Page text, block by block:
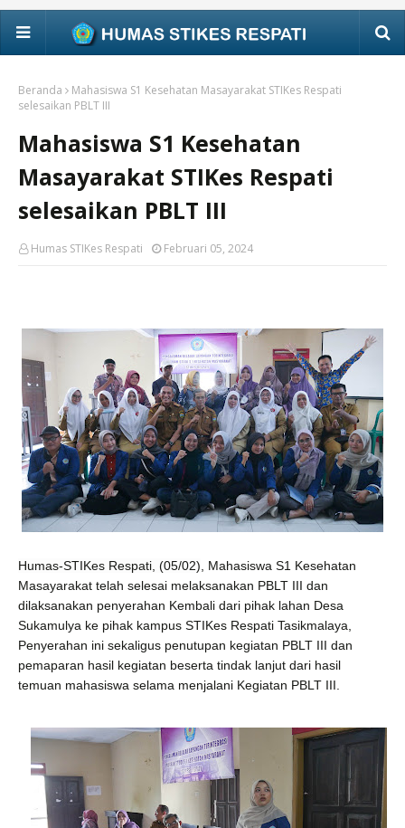
Beranda
Mahasiswa S1 Kesehatan Masayarakat STIKes Respati
selesaikan PBLT III
Mahasiswa S1 Kesehatan
Masayarakat STIKes Respati
selesaikan PBLT III
Humas STIKes Respati Februari 05, 2024
Humas-STIKes Respati, (05/02) , Mahasiswa S1 Kesehatan
Masayarakat telah selesai melaksanakan PBLT III dan
dilaksanakan penyerahan Kembali dari pihak lahan Desa
Sukamulya ke pihak kampus STIKes Respati Tasikmalaya,
Penyerahan ini sekaligus penutupan kegiatan PBLT III dan
pemaparan hasil kegiatan beserta tindak lanjut dari hasil
temuan mahasiswa selama menjalani Kegiatan PBLT III.